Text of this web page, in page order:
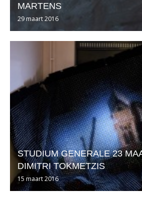
MARTENS
29 maart 2016
STUDIUM GENERALE 23
DIMITRI TOKMETZIS
15 maart 2016